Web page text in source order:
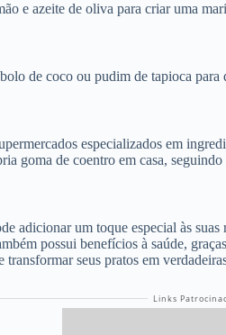
e azeite de oliva para criar uma
de coco ou pudim de tapioca para
especializados em
goma de coentro em casa,
adicionar um toque especial às
possui benefícios à saúde,
seus pratos em